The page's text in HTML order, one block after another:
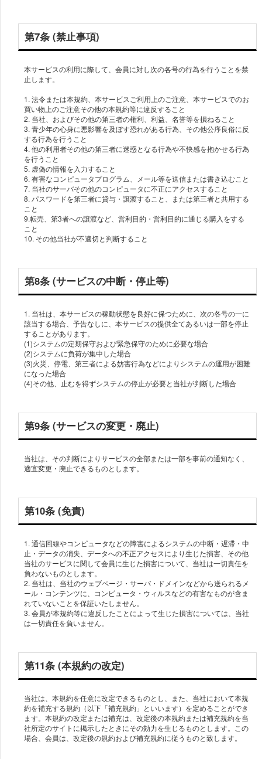
第7条 (禁止事項)
本サービスの利用に際して、会員に対し次の各号の行為を行うことを禁
止します。
1. 法令または本規約、本サービスご利用上のご注意、本サービスでのお
買い物上のご注意その他の本規約等に違反すること
2. 当社、およびその他の第三者の権利、利益、名誉等を損ねること
3. 青少年の心身に悪影響を及ぼす恐れがある行為、その他公序良俗に反
する行為を行うこと
4. 他の利用者その他の第三者に迷惑となる行為や不快感を抱かせる行為
を行うこと
5. 虚偽の情報を入力すること
6. 有害なコンピュータプログラム、メール等を送信または書き込むこと
7. 当社のサーバその他のコンピュータに不正にアクセスすること
8. パスワードを第三者に貸与・譲渡すること、または第三者と共用する
こと
9.転売、第3者への譲渡など、営利目的・営利目的に通じる購入をする
こと
10. その他当社が不適切と判断すること
第8条 (サービスの中断・停止等)
1. 当社は、本サービスの稼動状態を良好に保つために、次の各号の一に
該当する場合、予告なしに、本サービスの提供全てあるいは一部を停止
することがあります。
(1)システムの定期保守および緊急保守のために必要な場合
(2)システムに負荷が集中した場合
(3)火災、停電、第三者による妨害行為などによりシステムの運用が困難
になった場合
(4)その他、止むを得ずシステムの停止が必要と当社が判断した場合
第9条 (サービスの変更・廃止)
当社は、その判断によりサービスの全部または一部を事前の通知なく、
適宜変更・廃止できるものとします。
第10条 (免責)
1. 通信回線やコンピュータなどの障害によるシステムの中断・遅滞・中
止・データの消失、データへの不正アクセスにより生じた損害、その他
当社のサービスに関して会員に生じた損害について、当社は一切責任を
負わないものとします。
2. 当社は、当社のウェブページ・サーバ・ドメインなどから送られるメ
ール・コンテンツに、コンピュータ・ウィルスなどの有害なものが含ま
れていないことを保証いたしません。
3. 会員が本規約等に違反したことによって生じた損害については、当社
は一切責任を負いません。
第11条 (本規約の改定)
当社は、本規約を任意に改定できるものとし、また、当社において本規
約を補充する規約（以下「補充規約」といいます）を定めることができ
ます。本規約の改定または補充は、改定後の本規約または補充規約を当
社所定のサイトに掲示したときにその効力を生じるものとします。この